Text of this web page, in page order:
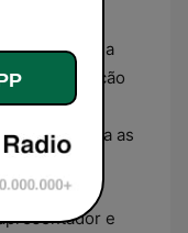
de
Sua
pela interação
e pelo
para as
e